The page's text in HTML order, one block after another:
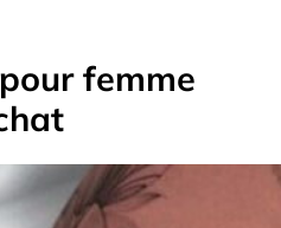
femme